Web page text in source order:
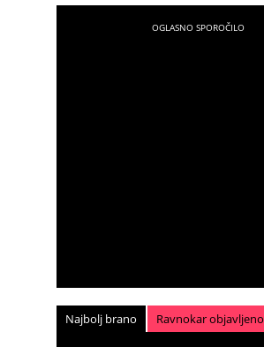
Najbolj brano Ravnokar objavljeno